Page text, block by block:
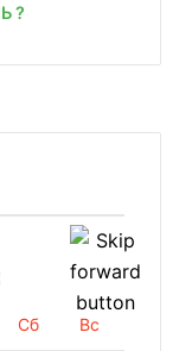
Сб Вс